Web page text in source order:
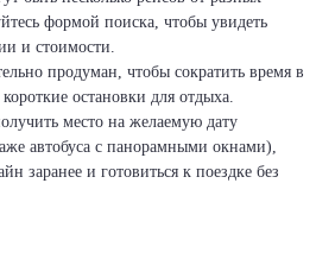
формой поиска, чтобы увидеть
и стоимости.
продуман, чтобы сократить время в
остановки для отдыха.
место на желаемую дату
автобуса с панорамными окнами),
заранее и готовиться к поездке без